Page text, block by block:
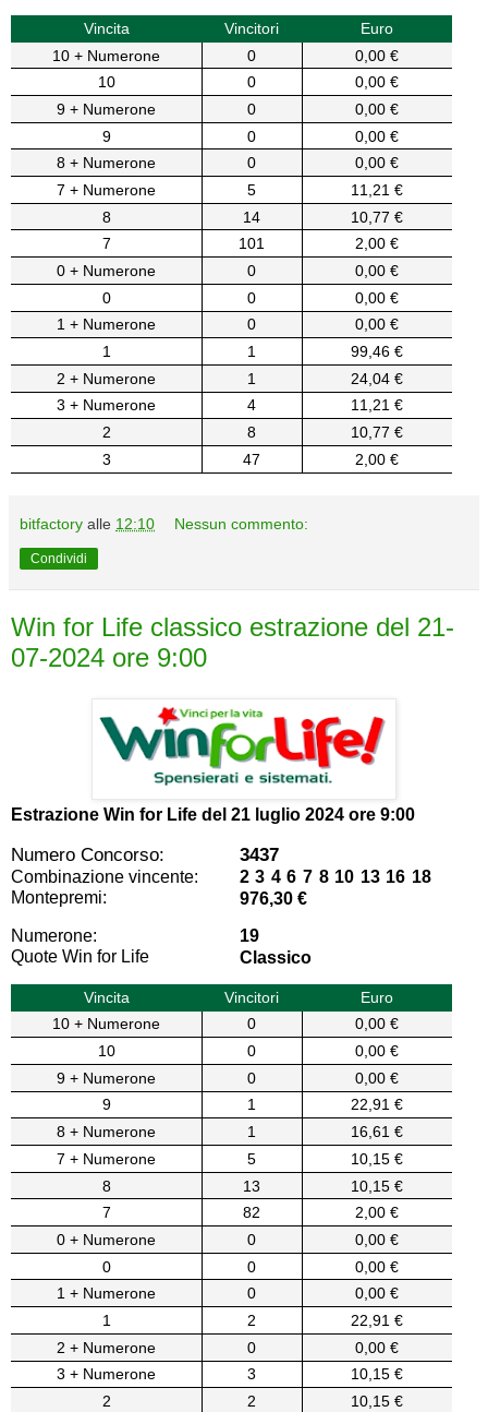
Vincita Vincitori
Euro
10 + Numerone
0
0,00 €
10
0
0,00 €
9 + Numerone
0
0,00 €
9
0
0,00 €
8 + Numerone
0
0,00 €
7 + Numerone
5
11,21 €
8
14
10,77 €
7
101
2,00 €
0 + Numerone
0
0,00 €
0
0
0,00 €
1 + Numerone
0
0,00 €
1
1
99,46 €
2 + Numerone
1
24,04 €
3 + Numerone
4
11,21 €
2
8
10,77 €
3
47 2,00 €
bitfactory alle 12:10 Nessun commento:
Condividi
Win for Life classico estrazione del 21-
07-2024 ore 9:00
Estrazione Win for Life del 21 luglio 2024 ore 9:00
Numero Concorso: 3437
Combinazione vincente:
2 3 4 6 7 8 10 13 16 18
Montepremi:
976,30 €
Numerone:
19
Quote Win for Life
Classico
Vincita Vincitori
Euro
10 + Numerone
0
0,00 €
10
0
0,00 €
9 + Numerone
0
0,00 €
9
1
22,91 €
8 + Numerone
1
16,61 €
7 + Numerone
5
10,15 €
8
13
10,15 €
7
82
2,00 €
0 + Numerone
0
0,00 €
0
0
0,00 €
1 + Numerone
0
0,00 €
1
2
22,91 €
2 + Numerone
0
0,00 €
3 + Numerone
3
10,15 €
2
2
10,15 €